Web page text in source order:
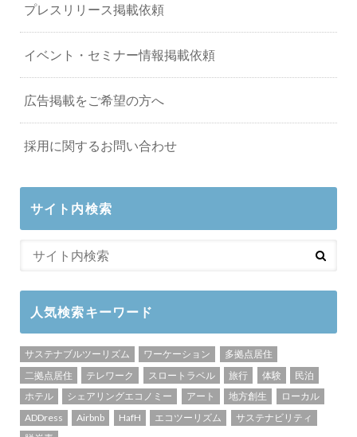
プレスリリース掲載依頼
イベント・セミナー情報掲載依頼
広告掲載をご希望の方へ
採用に関するお問い合わせ
サイト内検索
人気検索キーワード
サステナブルツーリズム ワーケーション
多拠点居住
二拠点居住
テレワーク スロートラベル 旅行 体験
民泊
ホテル
シェアリングエコノミー アート 地方創生
ローカル
ADDress
Airbnb HafH エコツーリズム
サステナビリティ